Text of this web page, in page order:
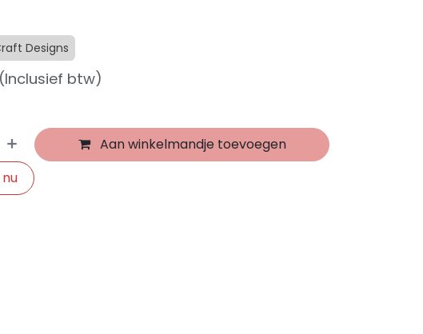
Designs
(Inclusief btw)
Aan winkelmandje toevoegen